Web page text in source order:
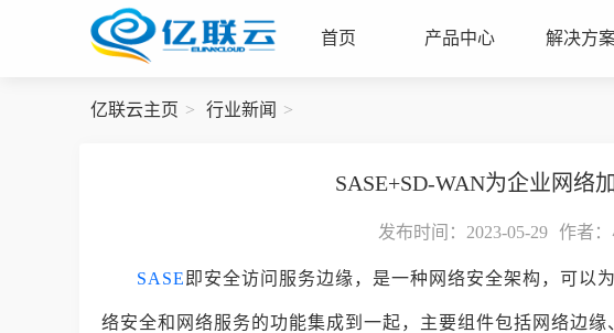
首页 产品中心 解决方
亿联云主页 行业新闻
SASE+SD-WAN为企业网络
发布时间：2023-05-29 作者
SASE 即安全访问服务边缘，是一种网络安全架构，可以
络安全和网络服务的功能集成到一起，主要组件包括网络边